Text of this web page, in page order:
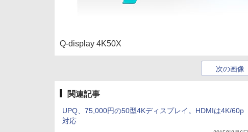
Q-display 4K50X
次の画像
関連記事
UPQ、75,000円の50型4Kディスプレイ。HDMIは4K/60p
対応